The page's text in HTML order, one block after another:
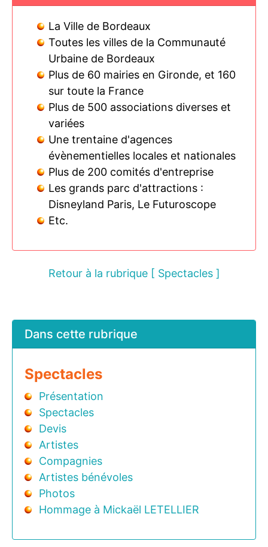
La Ville de Bordeaux
Toutes les villes de la Communauté
Urbaine de Bordeaux
Plus de 60 mairies en Gironde, et 160
sur toute la France
Plus de 500 associations diverses et
variées
Une trentaine d'agences
évènementielles locales et nationales
Plus de 200 comités d'entreprise
Les grands parc d'attractions :
Disneyland Paris, Le Futuroscope
Etc.
Retour à la rubrique [ Spectacles ]
Dans cette rubrique
Spectacles
Présentation
Spectacles
Devis
Artistes
Compagnies
Artistes bénévoles
Photos
Hommage à Mickaël LETELLIER